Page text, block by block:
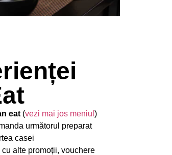
eat (vezi mai jos meniul )
următorul preparat
casei
cu alte promoții, vouchere